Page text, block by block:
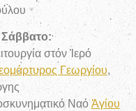
στόν Ἱερό
Γεωργίου,
ΝαόἉγίου